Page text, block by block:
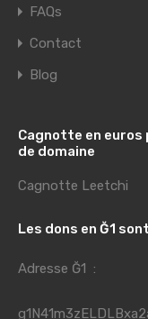
FAQs
Contact
Blog
Cagnotte en euros
de domaine
Cagnotte Leetchi
Les dons en Ğ1
Adresse Ğ1 :